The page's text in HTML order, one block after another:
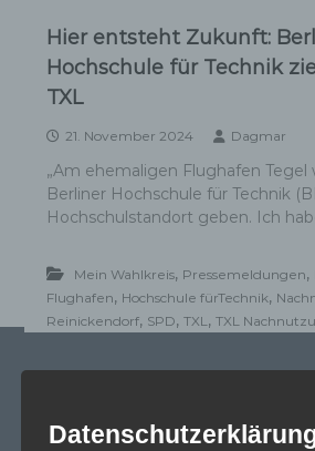
Hier entsteht Zukunft:
Hochschule für Technik
TXL
21. November 2024 Dagmar
„Am ehemaligen Flughafen Tegel
Berliner Hochschule für Technik
Hochschulstandort geben. Ich
Mein Wahlkreis, Pressemeldungen,
Flughafen, Hochschule fürTechnik,
Reinickendorf, SPD, TXL , TXL
SPD Links